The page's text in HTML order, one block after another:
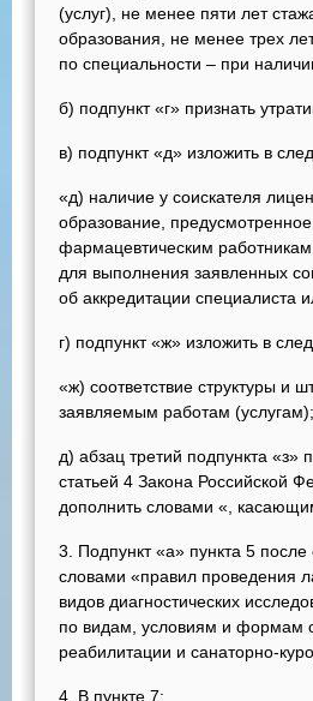
(услуг), не менее пяти лет
образования, не менее трех
по специальности – при
б) подпункт «г» признать
в) подпункт «д» изложить в
«д) наличие у соискателя
образование,
фармацевтическим
для выполнения заявленных
об аккредитации специалиста
г) подпункт «ж» изложить в
«ж) соответствие структуры и
заявляемым работам
д) абзац третий подпункта
статьей 4 Закона Российской
дополнить словами «,
3. Подпункт «а» пункта 5
словами «правил проведения
видов диагностических
по видам, условиям и формам
реабилитации и санаторно-
4. В пункте 7: